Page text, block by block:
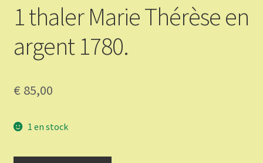
Panier
1 thaler Marie Thérèse en
argent 1780.
€ 85,00
1 en stock